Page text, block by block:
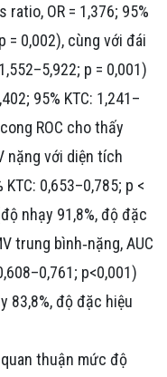
OR = 1,376; 95%
= 0,002), cùng với đái
p = 0,001)
95% KTC: 1,241–
ROC cho thấy
nặng với diện tích
0,653–0,785; p <
nhạy 91,8%, độ đặc
trung bình‑nặng, AUC
p<0,001)
83,8%, độ đặc hiệu
thuận mức độ